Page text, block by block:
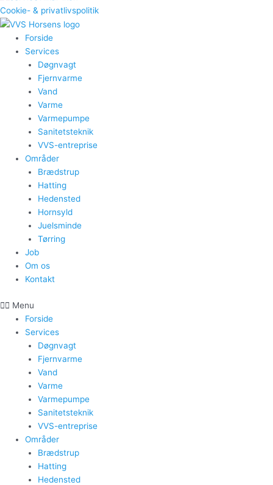
Cookie- & privatlivspolitik
Forside
Services
Døgnvagt
Fjernvarme
Vand
Varme
Varmepumpe
Sanitetsteknik
VVS-entreprise
Områder
Brædstrup
Hatting
Hedensted
Hornsyld
Juelsminde
Tørring
Job
Om os
Kontakt
Menu
Forside
Services
Døgnvagt
Fjernvarme
Vand
Varme
Varmepumpe
Sanitetsteknik
VVS-entreprise
Områder
Brædstrup
Hatting
Hedensted